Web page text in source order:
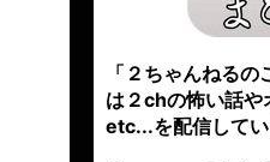
「２ちゃんねるの
は２chの怖い話や
etc...を配信してい